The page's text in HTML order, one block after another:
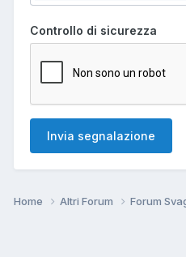
Controllo di sicurezza
Invia segnalazione
Home Altri Forum Forum